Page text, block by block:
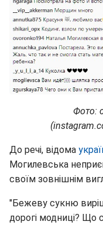
Фото:
До речі, відома
Могилевська
своїм зовнішнім
"Бежеву сукню
дорогі модниці? Що